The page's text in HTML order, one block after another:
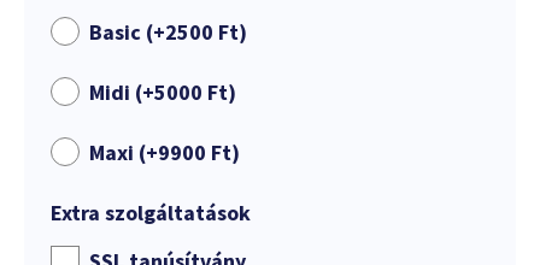
Basic (+2500 Ft)
Midi (+5000 Ft)
Maxi (+9900 Ft)
Extra szolgáltatások